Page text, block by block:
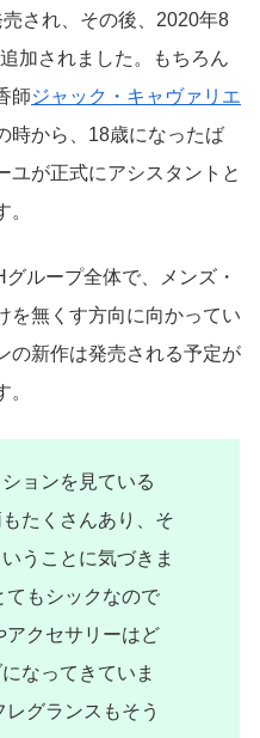
され、その後、2020年8
加されました。もちろん
師ジャック・キャヴァリエ
時から、18歳になったば
ユが正式にアシスタントと
ループ全体で、メンズ・
を無くす方向に向かってい
の新作は発売される予定が
ョンを見ている
たくさんあり、そ
うことに気づきま
ても シックなので
アクセサリーはど
なってきていま
レグランスもそう